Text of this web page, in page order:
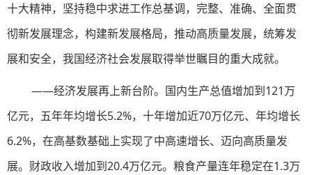
十大精神，坚持稳中求进工作总基调，完整、准确、全面贯
彻新发展理念，构建新发展格局，推动高质量发展，统筹发
展和安全，我国经济社会发展取得举世瞩目的重大成就。
——经济发展再上新台阶。国内生产总值增加到121万
亿元，五年年均增长5.2%，十年增加近70万亿元、年均增长
6.2%，在高基数基础上实现了中高速增长、迈向高质量发
展。财政收入增加到20.4万亿元。粮食产量连年稳定在1.3万